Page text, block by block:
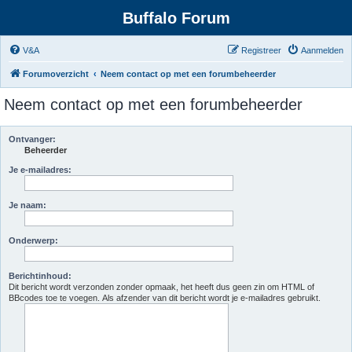
Buffalo Forum
V&A Aanmelden
Registreer
Forumoverzicht Neem contact op met een forumbeheerder
Neem contact op met een forumbeheerder
Ontvanger:
Beheerder
Je e-mailadres:
Je naam:
Onderwerp:
Berichtinhoud:
Dit bericht wordt verzonden zonder opmaak, het heeft dus geen zin om HTML of
BBcodes toe te voegen. Als afzender van dit bericht wordt je e-mailadres gebruikt.